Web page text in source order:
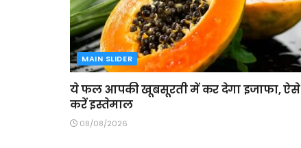
MAIN SLIDER
ये फल आपकी खूबसूरती में कर देगा इजाफा, ऐसे
करें इस्तेमाल
08/08/2026